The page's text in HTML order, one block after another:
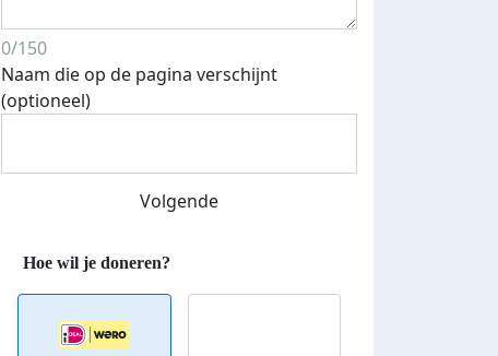
Streefbedrag verhoogd
0/150
Naam die op de pagina verschijnt
(optioneel)
Volgende